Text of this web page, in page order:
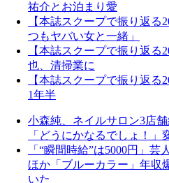
祐介とお泊まり愛
【本誌スクープで振り返る
つもヤバい女と一緒」
【本誌スクープで振り返る
也、清掃業に
【本誌スクープで振り返る
1年半
小森純、ネイルサロン3店
「どうにかなるでしょ！」
「“瞬間時給”は5000円」
ほか「ブルーカラー」年収
いた